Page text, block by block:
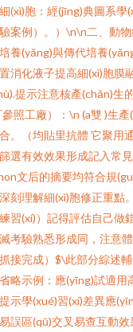
(xì)胞：經(jīng)典圖系學
案例）。）\n\n二、動
養(yǎng)與傳代培養
消化液子提高細(xì)胞膜
提示注意核產(chǎn)生
參照工廠）：\n (a雙 )生
。（均貼里抗體 它聚用
選有效效果形成記入常
文后的摘要均符合規
刻理解細(xì)胞修正重點
習(xí)）記得評估自己
考驗熟悉形成同，注意
接完成）$\此部分綜述
略示例：應(yīng)試適用
示學(xué)習(xí)差異應
誤區(qū)交叉易查互動